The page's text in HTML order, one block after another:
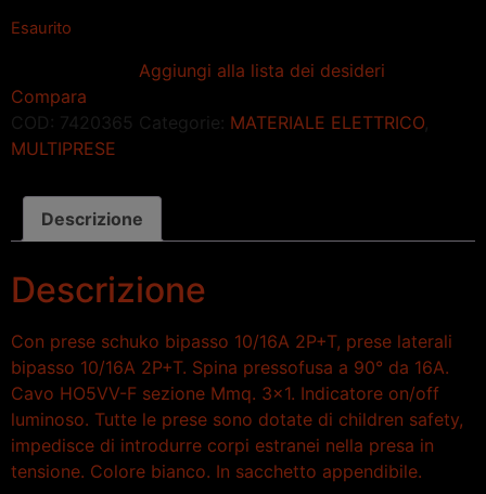
Esaurito
Aggiungi alla lista dei desideri
Compara
COD: 7420365 Categorie: MATERIALE ELETTRICO
MULTIPRESE
Descrizione
Descrizione
Con prese schuko bipasso 10/16A 2P+T, prese laterali
bipasso 10/16A 2P+T. Spina pressofusa a 90° da 16A.
Cavo HO5VV-F sezione Mmq. 3×1. Indicatore on/off
luminoso. Tutte le prese sono dotate di children safety,
impedisce di introdurre corpi estranei nella presa in
tensione. Colore bianco. In sacchetto appendibile.